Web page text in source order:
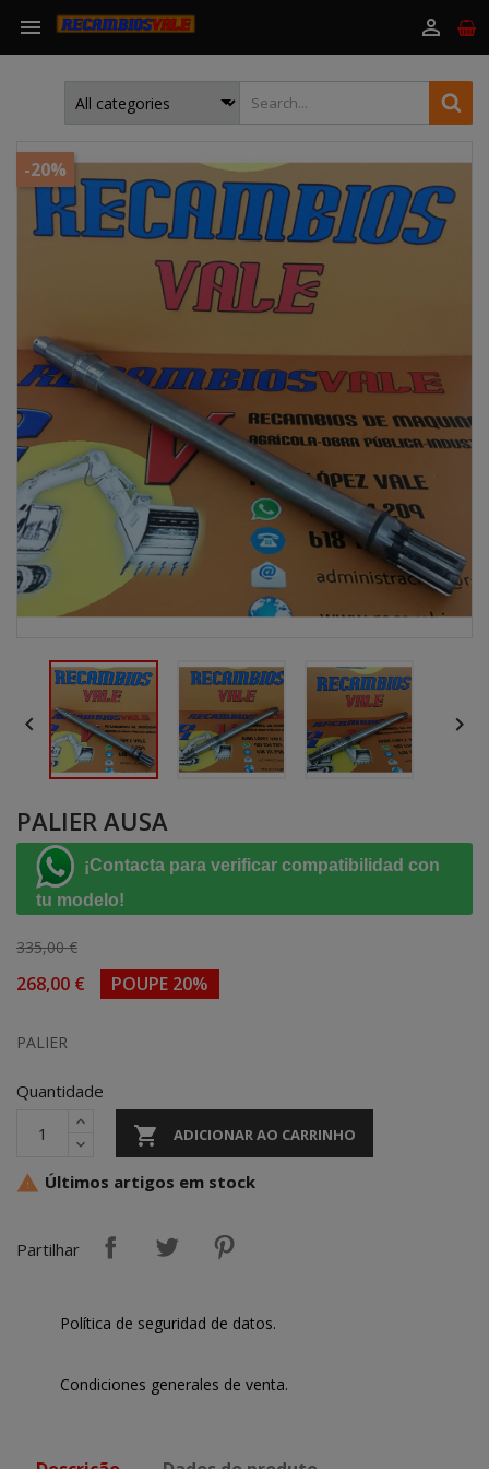
 
-20%
 
PALIER AUSA
¡Contacta para verificar compatibilidad con
tu modelo!
335,00 €
268,00 € POUPE 20%
PALIER
Quantidade
 ADICIONAR AO CARRINHO
 Últimos artigos em stock
Partilhar
Política de seguridad de datos.
Condiciones generales de venta.